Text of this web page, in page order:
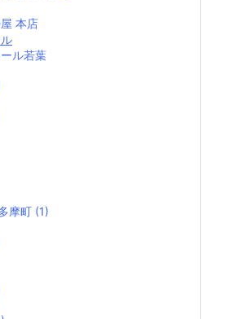
本店
ル若葉
摩町 (1)